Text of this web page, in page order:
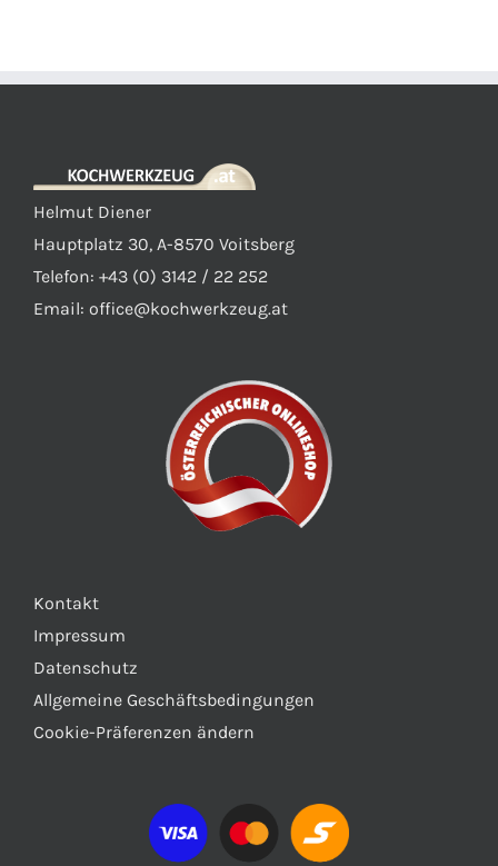
können
auf
Produktseite
gewählt
werden
Helmut Diener
Hauptplatz 30, A-8570 Voitsberg
Telefon: +43 (0) 3142 / 22 252
Email: office@kochwerkzeug.at
Kontakt
Impressum
Datenschutz
Allgemeine Geschäftsbedingungen
Cookie-Präferenzen ändern